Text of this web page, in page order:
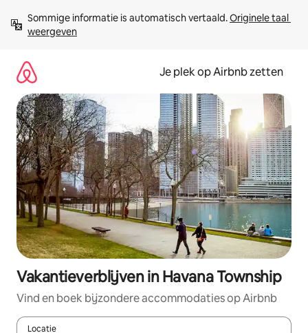
direct
naar
Sommige informatie is automatisch vertaald. Originele taal
weergeven
Je plek op Airbnb zetten
Vakantieverblijven in Havana Township
Vind en boek bijzondere accommodaties op Airbnb
Locatie